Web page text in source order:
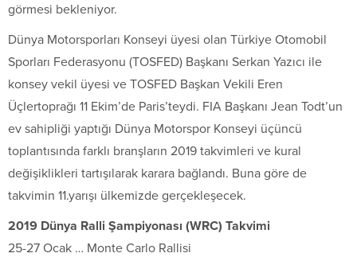
görmesi bekleniyor.
Dünya Motorsporları Konseyi üyesi olan Türkiye Otomobil
Sporları Federasyonu (TOSFED) Başkanı Serkan Yazıcı ile
konsey vekil üyesi ve TOSFED Başkan Vekili Eren
Üçlertoprağı 11 Ekim’de Paris’teydi. FIA Başkanı Jean Todt’un
ev sahipliği yaptığı Dünya Motorspor Konseyi üçüncü
toplantısında farklı branşların 2019 takvimleri ve kural
değişiklikleri tartışılarak karara bağlandı. Buna göre de
takvimin 11.yarışı ülkemizde gerçekleşecek.
2019 Dünya Ralli Şampiyonası (WRC) Takvimi
25-27 Ocak … Monte Carlo Rallisi